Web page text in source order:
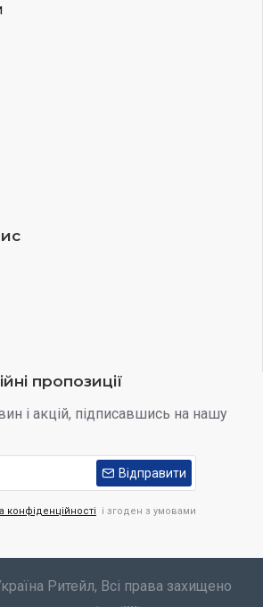
пропозиції
і акцій, підписавшись на нашу
Відправити
конфіденційності і згоден з умовами
Ритейл, Всі права захищено